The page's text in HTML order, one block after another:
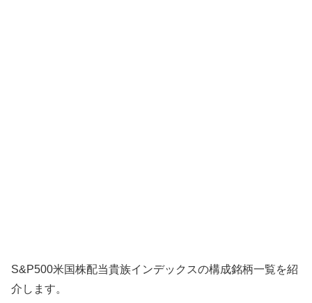
S&P500米国株配当貴族インデックスの構成銘柄一覧を紹
介します。